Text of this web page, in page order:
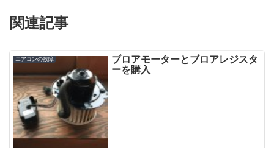
関連記事
エアコンの故障
ブロアモーターとブロアレジスタ
ーを購入